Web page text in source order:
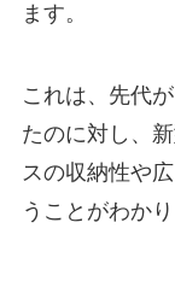
ます。
これは、先代
たのに対し、
スの収納性や
うことがわかり